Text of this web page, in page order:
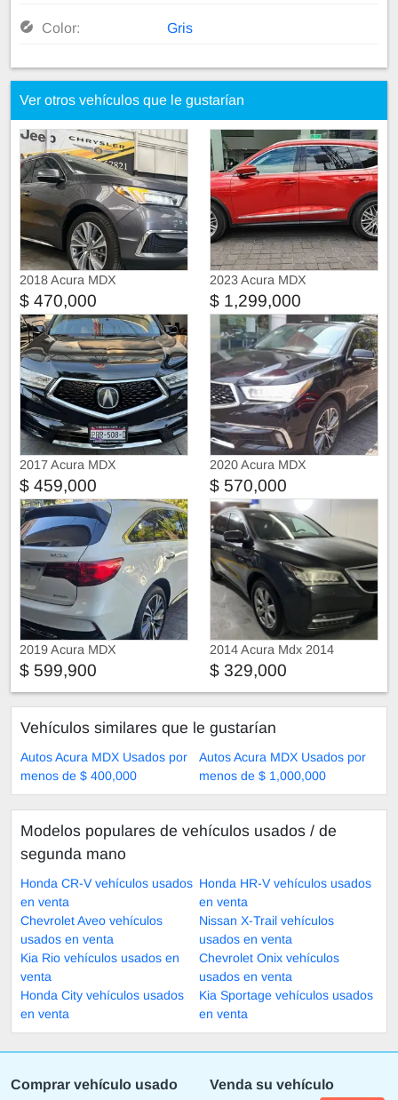
Color: Gris
Ver otros vehículos que le gustarían
2018 Acura MDX
$ 470,000
2023 Acura MDX
$ 1,299,000
2017 Acura MDX
$ 459,000
2020 Acura MDX
$ 570,000
2019 Acura MDX
$ 599,900
2014 Acura Mdx 2014
$ 329,000
Vehículos similares que le gustarían
Autos Acura MDX Usados por
menos de $ 400,000
Autos Acura MDX Usados por
menos de $ 1,000,000
Modelos populares de vehículos usados ​​/ de
segunda mano
Honda CR-V vehículos usados
en venta
Honda HR-V vehículos usados
en venta
Chevrolet Aveo vehículos
usados en venta
Nissan X-Trail vehículos
usados en venta
Kia Rio vehículos usados en
venta
Chevrolet Onix vehículos
usados en venta
Honda City vehículos usados
en venta
Kia Sportage vehículos usados
en venta
Comprar vehículo usado Venda su vehículo